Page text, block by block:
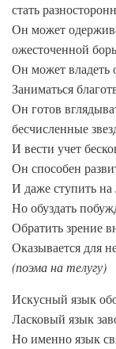
стать
Он может
ожесточенной
Он может владеть
Заниматься
Он готов
бесчисленные
И вести учет
Он способен
И даже ступить
Но обуздать
Обратить зрение
Оказывается для
(поэма на телугу)
Искусный язык
Ласковый язык
Но именно язык